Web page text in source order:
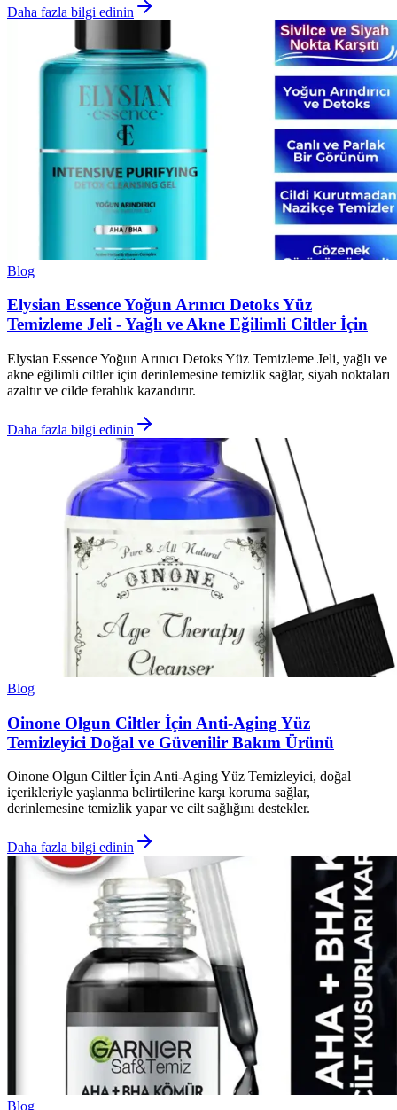
Daha fazla bilgi edinin
Blog
Elysian Essence Yoğun Arınıcı Detoks Yüz
Temizleme Jeli - Yağlı ve Akne Eğilimli Ciltler İçin
Elysian Essence Yoğun Arınıcı Detoks Yüz Temizleme Jeli, yağlı ve
akne eğilimli ciltler için derinlemesine temizlik sağlar, siyah noktaları
azaltır ve cilde ferahlık kazandırır.
Daha fazla bilgi edinin
Blog
Oinone Olgun Ciltler İçin Anti-Aging Yüz
Temizleyici Doğal ve Güvenilir Bakım Ürünü
Oinone Olgun Ciltler İçin Anti-Aging Yüz Temizleyici, doğal
içerikleriyle yaşlanma belirtilerine karşı koruma sağlar,
derinlemesine temizlik yapar ve cilt sağlığını destekler.
Daha fazla bilgi edinin
Blog